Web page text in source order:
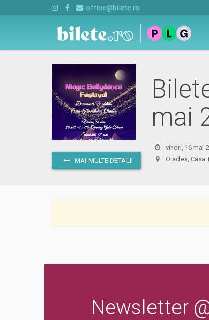
office@bilete.ro
MAI MULTE DETALII
mai
vineri, 16 mai
Oradea,
Newsletter